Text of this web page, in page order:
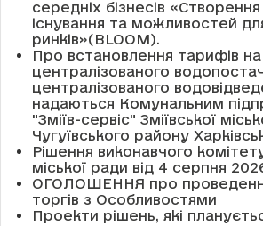
середніх бізнесів
існування та можливостей
ринків»(BLOOM).
Про встановлення тарифів
централізованого
централізованого
надаються Комунальним
"Зміїв-сервіс" Зміївської
Чугуївського району
Рішення виконавчого
міської ради від 4 серпня
ОГОЛОШЕННЯ про
торгів з Особливостями
Проекти рішень, які